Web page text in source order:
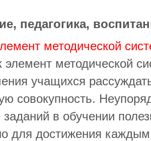
педагогика,
методической
элемент методической
учащихся
совокупность.
в обучении
для достижения